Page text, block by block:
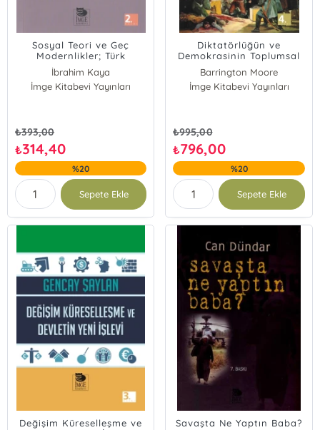
Sosyal Teori ve Geç
Modernlikler; Türk
Deneyimi
İbrahim Kaya
İmge Kitabevi Yayınları
₺393,00
₺314,40
%20
Sepete Ekle
Diktatörlüğün ve
Demokrasinin Toplumsal
Barrington Moore
İmge Kitabevi Yayınları
₺995,00
₺796,00
%20
Sepete Ekle
Değişim Küreselleşme ve
Savaşta Ne Yaptın Baba?